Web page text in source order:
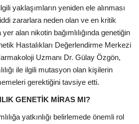
yaklaşımların yeniden ele alınması
zararlara neden olan ve en kritik
alan nikotin bağımlılığında genetiğin
Hastalıkları Değerlendirme Merkezi
Uzmanı Dr. Gülay Özgön,
ile ilgili mutasyon olan kişilerin
gerektiğini tavsiye etti.
GENETİK MİRAS MI?
yatkınlığı belirlemede önemli rol